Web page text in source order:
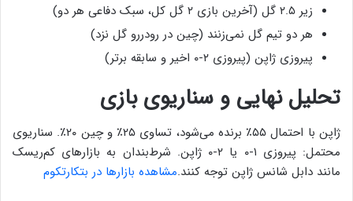
زیر ۲.۵ گل (آخرین بازی ۲ گل کل، سبک دفاعی هر دو)
هر دو تیم گل نمی‌زنند (چین در رودررو گل نزد)
پیروزی ژاپن (پیروزی ۲-۰ اخیر و سابقه برتر)
تحلیل نهایی و سناریوی بازی
ژاپن با احتمال ۵۵٪ برنده می‌شود، تساوی ۲۵٪ و چین ۲۰٪. سناریوی
محتمل: پیروزی ۱-۰ یا ۲-۰ ژاپن. شرط‌بندان به بازارهای کم‌ریسک
مانند دابل شانس ژاپن توجه کنند.مشاهده بازارها در بتکارتکوم